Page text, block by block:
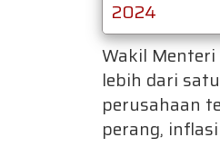
2024
Wakil
lebih dari
perusahaan
perang,